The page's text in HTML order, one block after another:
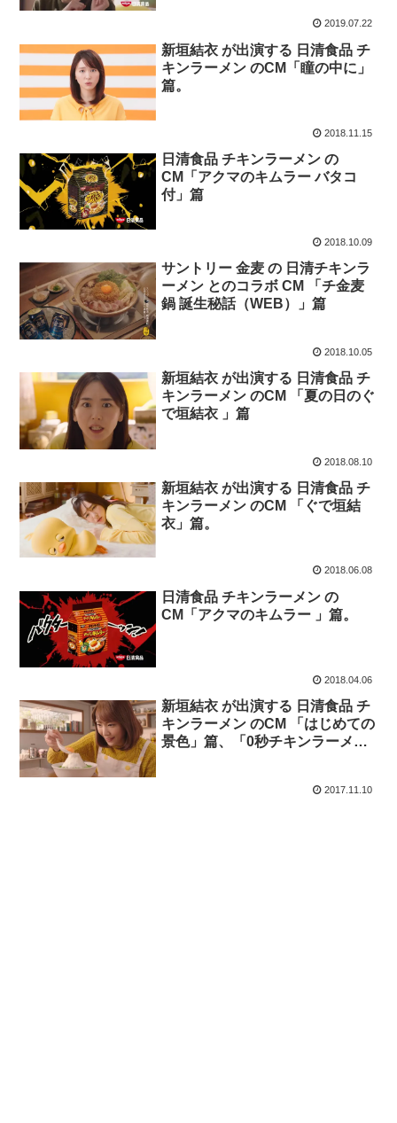
2019.07.22
新垣結衣 が出演する 日清食品 チ
キンラーメン のCM「瞳の中に」
篇。
2018.11.15
日清食品 チキンラーメン の
CM「アクマのキムラー バタコ
付」篇
2018.10.09
サントリー 金麦 の 日清チキンラ
ーメン とのコラボ CM 「チ金麦
鍋 誕生秘話（WEB）」篇
2018.10.05
新垣結衣 が出演する 日清食品 チ
キンラーメン のCM 「夏の日のぐ
で垣結衣 」篇
2018.08.10
新垣結衣 が出演する 日清食品 チ
キンラーメン のCM 「ぐで垣結
衣」篇。
2018.06.08
日清食品 チキンラーメン の
CM「アクマのキムラー 」篇。
2018.04.06
新垣結衣 が出演する 日清食品 チ
キンラーメン のCM 「はじめての
景色」篇、「0秒チキンラーメ
2017.11.10